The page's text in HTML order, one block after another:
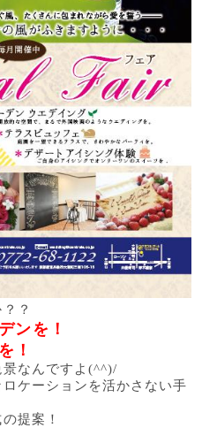
？
ンを！
！
なんですよ(^^)/
ケーションを活かさない手
提案！